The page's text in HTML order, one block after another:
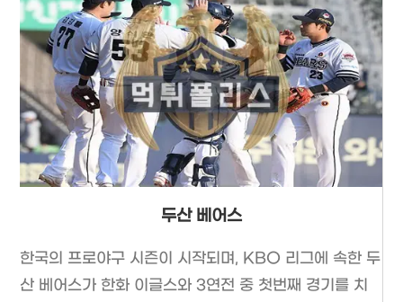
두산 베어스
한국의 프로야구 시즌이 시작되며, KBO 리그에 속한 두
산 베어스가 한화 이글스와 3연전 중 첫번째 경기를 치